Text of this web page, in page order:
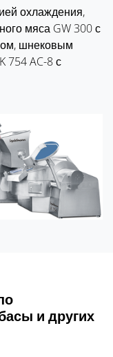
охлаждения,
мяса GW 300 с
шнековым
754 AC-8 с
и других